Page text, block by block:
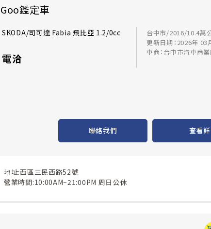
Goo鑑定車
SKODA/司可達 Fabia 飛比亞 1.2/0cc
電洽
台中市/2016/10.4萬
更新日期：2026年 03
車商：台中市汽車商
聯絡我們 查看
地址:西區三民西路52號
營業時間:10:00AM~21:00PM 周日公休